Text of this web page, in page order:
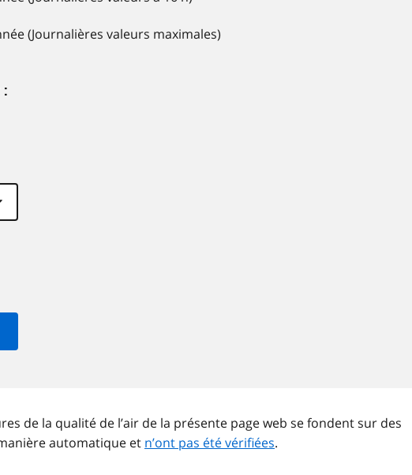
(Journalières valeurs maximales)
de la qualité de l’air de la présente page web se fondent sur des
automatique et n’ont pas été vérifiées.